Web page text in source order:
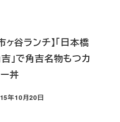
ヶ谷ランチ】「日本橋
」で角吉名物もつカ
丼
日
年10月20日